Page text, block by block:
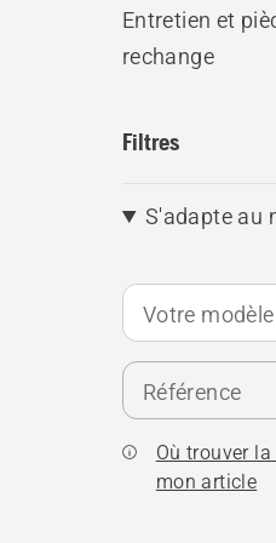
Entretien et
rechange
Filtres
S'adapte au
Votre modèle
Référence
Où trouver
mon article